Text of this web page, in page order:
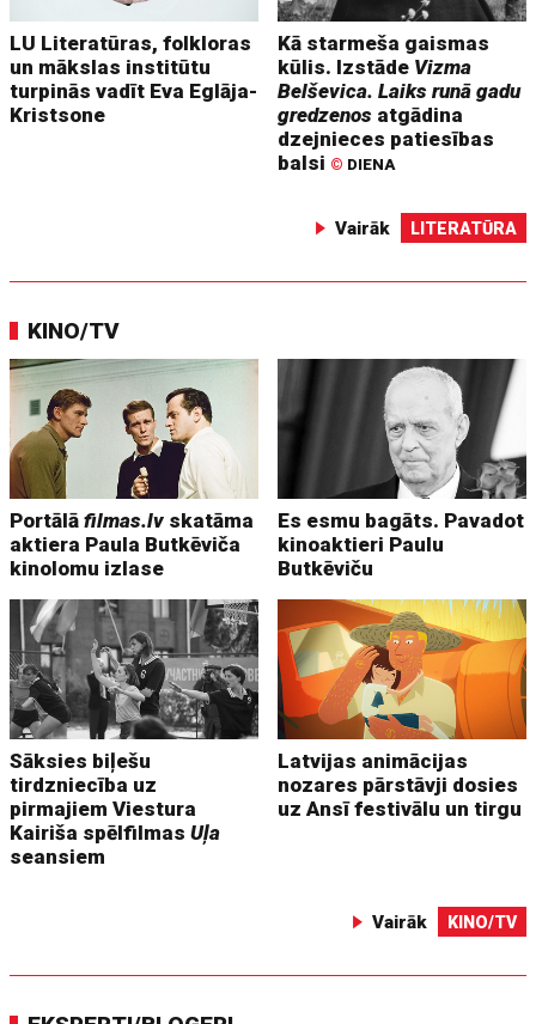
LU Literatūras, folkloras
un mākslas institūtu
turpinās vadīt Eva Eglāja-
Kristsone
Kā starmeša gaismas
kūlis. Izstāde Vizma
Belševica. Laiks runā gadu
gredzenos atgādina
dzejnieces patiesības
balsi © DIENA
Vairāk LITERATŪRA
KINO/TV
Portālāfilmas.lv skatāma
aktiera Paula Butkēviča
kinolomu izlase
Es esmu bagāts. Pavadot
kinoaktieri Paulu
Butkēviču
Sāksies biļešu
tirdzniecība uz
pirmajiem Viestura
Kairiša spēlfilmasUļa
seansiem
Latvijas animācijas
nozares pārstāvji dosies
uz Ansī festivālu un tirgu
Vairāk KINO/TV